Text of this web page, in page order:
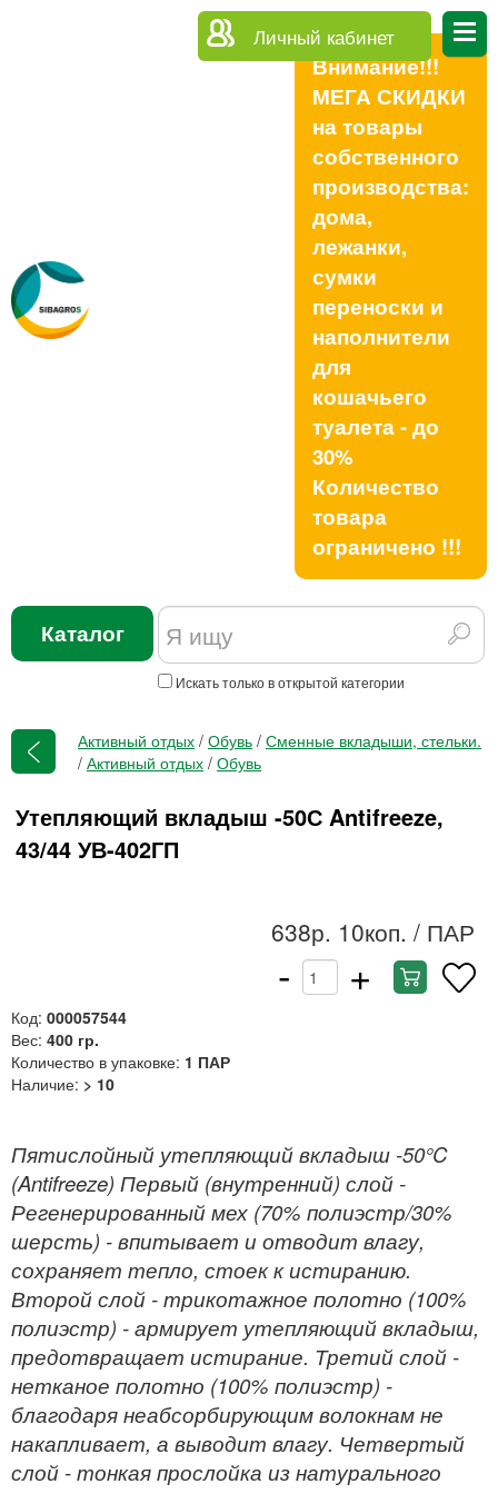
Личный кабинет
Внимание!!!
МЕГА СКИДКИ
на товары
собственного
производства:
дома,
лежанки,
сумки
переноски и
наполнители
для
кошачьего
туалета - до
30%
Количество
товара
ограничено !!!
Каталог
Искать только в открытой категории
Активный отдых / Обувь / Сменные вкладыши, стельки.
/ Активный отдых / Обувь
Утепляющий вкладыш -50С Antifreeze,
43/44 УВ-402ГП
638р. 10коп. / ПАР
- +
Код: 000057544
Вес: 400 гр.
Количество в упаковке: 1 ПАР
Наличие: > 10
Пятислойный утепляющий вкладыш -50°C
(Antifreeze) Первый (внутренний) слой -
Регенерированный мех (70% полиэстр/30%
шерсть) - впитывает и отводит влагу,
сохраняет тепло, стоек к истиранию.
Второй слой - трикотажное полотно (100%
полиэстр) - армирует утепляющий вкладыш,
предотвращает истирание. Третий слой -
нетканое полотно (100% полиэстр) -
благодаря неабсорбирующим волокнам не
накапливает, а выводит влагу. Четвертый
слой - тонкая прослойка из натурального